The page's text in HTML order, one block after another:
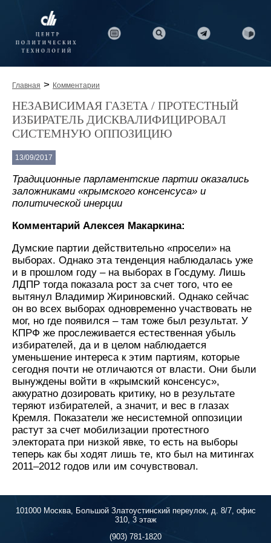
Главная > Комментарии
НЕЗАВИСИМАЯ ГАЗЕТА / ПРОТЕСТНЫЙ
ИЗБИРАТЕЛЬ ДИСКВАЛИФИЦИРОВАЛ
СИСТЕМНУЮ ОППОЗИЦИЮ
13/09/2017
Традиционные парламентские партии оказались
заложниками «крымского консенсуса» и
политической инерции
Комментарий Алексея Макаркина:
Думские партии действительно «просели» на
выборах. Однако эта тенденция наблюдалась уже
и в прошлом году – на выборах в Госдуму. Лишь
ЛДПР тогда показала рост за счет того, что ее
вытянул Владимир Жириновский. Однако сейчас
он во всех выборах одновременно участвовать не
мог, но где появился – там тоже был результат. У
КПРФ же прослеживается естественная убыль
избирателей, да и в целом наблюдается
уменьшение интереса к этим партиям, которые
сегодня почти не отличаются от власти. Они были
вынуждены войти в «крымский консенсус»,
аккуратно дозировать критику, но в результате
теряют избирателей, а значит, и вес в глазах
Кремля. Показатели же несистемной оппозиции
растут за счет мобилизации протестного
электората при низкой явке, то есть на выборы
теперь как бы ходят лишь те, кто был на митингах
2011–2012 годов или им сочувствовал.
101000 Москва, Большой Златоустинский переулок, д. 8/7, офис
310, 3 этаж
(903) 781-1820